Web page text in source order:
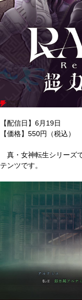
【配信日】6月19日
【価格】550円（税込）
真・女神転生シリーズ
テンツです。